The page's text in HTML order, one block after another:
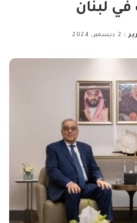
في لبنان
2 ديسمبر، 2024